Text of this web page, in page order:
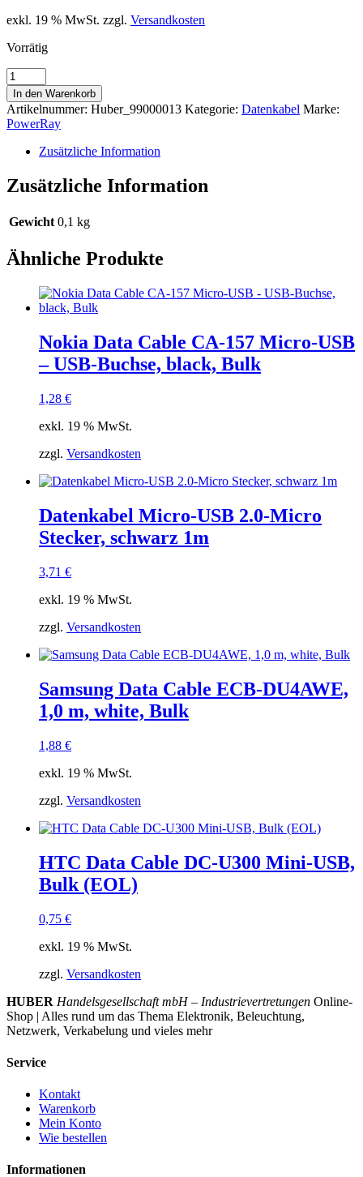
exkl. 19 % MwSt. zzgl. Versandkosten
Vorrätig
PowerRay
Data
Cable
PR-
DCCL120TGY,
USB-
/
LIGHTNING
1.2m
grey,
Blister
In den Warenkorb
Artikelnummer: Huber_99000013 Kategorie: Datenkabel Marke:
PowerRay
Zusätzliche Information
Zusätzliche Information
Gewicht 0,1 kg
Ähnliche Produkte
Nokia Data Cable CA-157 Micro-USB
– USB-Buchse, black, Bulk
1,28 €
exkl. 19 % MwSt.
zzgl. Versandkosten
Datenkabel Micro-USB 2.0-Micro
Stecker, schwarz 1m
3,71 €
exkl. 19 % MwSt.
zzgl. Versandkosten
Samsung Data Cable ECB-DU4AWE,
1,0 m, white, Bulk
1,88 €
exkl. 19 % MwSt.
zzgl. Versandkosten
HTC Data Cable DC-U300 Mini-USB,
Bulk (EOL)
0,75 €
exkl. 19 % MwSt.
zzgl. Versandkosten
HUBER Handelsgesellschaft mbH – Industrievertretungen Online-
Shop | Alles rund um das Thema Elektronik, Beleuchtung,
Netzwerk, Verkabelung und vieles mehr
Service
Kontakt
Warenkorb
Mein Konto
Wie bestellen
Informationen